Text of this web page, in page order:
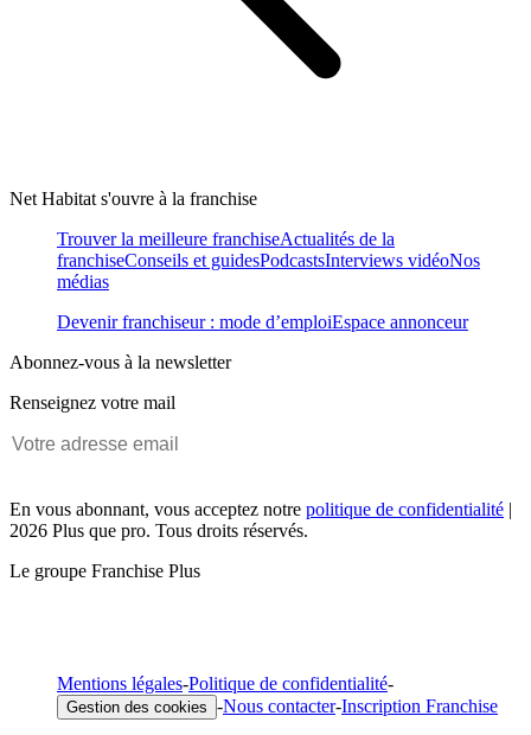
Net Habitat s'ouvre à la franchise
Trouver la meilleure franchiseActualités de la
franchiseConseils et guidesPodcastsInterviews vidéoNos
médias
Devenir franchiseur : mode d’emploiEspace annonceur
Abonnez-vous à la newsletter
Renseignez votre mail
En vous abonnant, vous acceptez notre politique de confidentialité |
2026 Plus que pro. Tous droits réservés.
Le groupe Franchise Plus
Mentions légales-Politique de confidentialité-
Gestion des cookies -Nous contacter-Inscription Franchise